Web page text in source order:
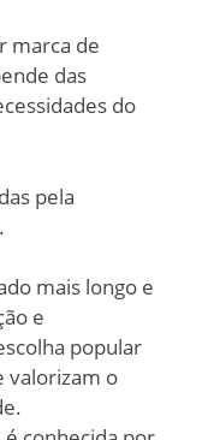
marca de
das
do
pela
mais longo e
e
popular
valorizam o